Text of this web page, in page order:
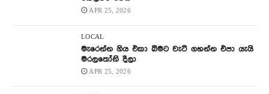
APR 25, 2026
LOCAL
මැරෙන්න ගිය එකා බිමට වැටී ගහන්න එපා යැයි
මරලතෝනි දීලා
APR 25, 2026